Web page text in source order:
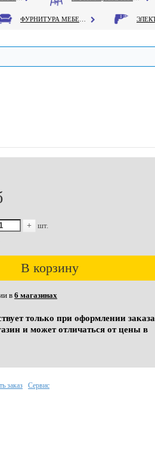
+
шт.
В корзину
в6 магазинах
только при оформлении заказа
и может отличаться от цены в
заказ Сервис